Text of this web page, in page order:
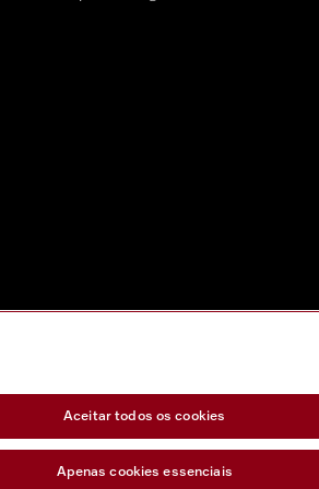
Aceitar todos os cookies
Apenas cookies essenciais